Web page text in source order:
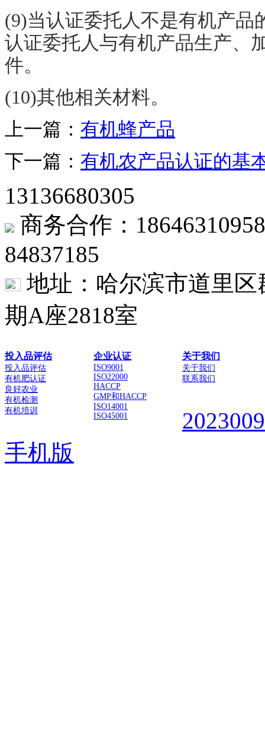
(9)当认证委托人不是有机产品
认证委托人与有机产品生产、
件。
(10)其他相关材料。
上一篇： 有机蜂产品
下一篇： 有机农产品认证的基
13136680305
商务合作：
84837185
地址：哈尔滨市道里
期A座2818室
投入品评估
投入品评估
有机肥认证
良好农业
有机检测
有机培训
企业认证
ISO9001
ISO22000
HACCP
GMP和HACCP
ISO14001
ISO45001
关于我们
关于我们
联系我们
手机版